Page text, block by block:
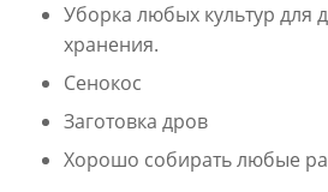
Уборка любых культур для
хранения.
Сенокос
Заготовка дров
Хорошо собирать любые